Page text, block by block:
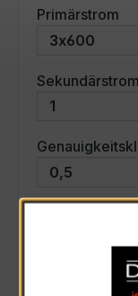
Primärstrom
Sekundärstrom
Auswahl